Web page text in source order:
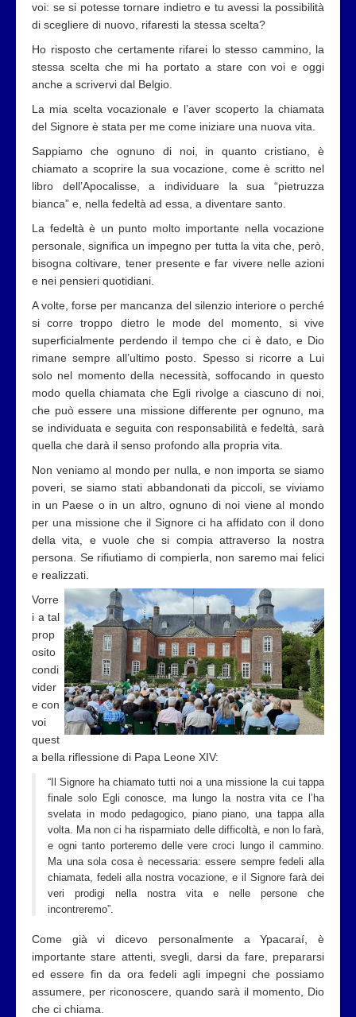
voi: se si potesse tornare indietro e tu avessi la possibilità
di scegliere di nuovo, rifaresti la stessa scelta?
Ho risposto che certamente rifarei lo stesso cammino, la
stessa scelta che mi ha portato a stare con voi e oggi
anche a scrivervi dal Belgio.
La mia scelta vocazionale e l’aver scoperto la chiamata
del Signore è stata per me come iniziare una nuova vita.
Sappiamo che ognuno di noi, in quanto cristiano, è
chiamato a scoprire la sua vocazione, come è scritto nel
libro dell’Apocalisse, a individuare la sua “pietruzza
bianca” e, nella fedeltà ad essa, a diventare santo.
La fedeltà è un punto molto importante nella vocazione
personale, significa un impegno per tutta la vita che, però,
bisogna coltivare, tener presente e far vivere nelle azioni
e nei pensieri quotidiani.
A volte, forse per mancanza del silenzio interiore o perché
si corre troppo dietro le mode del momento, si vive
superficialmente perdendo il tempo che ci è dato, e Dio
rimane sempre all’ultimo posto. Spesso si ricorre a Lui
solo nel momento della necessità, soffocando in questo
modo quella chiamata che Egli rivolge a ciascuno di noi,
che può essere una missione differente per ognuno, ma
se individuata e seguita con responsabilità e fedeltà, sarà
quella che darà il senso profondo alla propria vita.
Non veniamo al mondo per nulla, e non importa se siamo
poveri, se siamo stati abbandonati da piccoli, se viviamo
in un Paese o in un altro, ognuno di noi viene al mondo
per una missione che il Signore ci ha affidato con il dono
della vita, e vuole che si compia attraverso la nostra
persona. Se rifiutiamo di compierla, non saremo mai felici
e realizzati.
Vorre
i a tal
prop
osito
condi
vider
e con
voi
quest
a bella riflessione di Papa Leone XIV:
“Il Signore ha chiamato tutti noi a una missione la cui tappa
finale solo Egli conosce, ma lungo la nostra vita ce l’ha
svelata in modo pedagogico, piano piano, una tappa alla
volta. Ma non ci ha risparmiato delle difficoltà, e non lo farà,
e ogni tanto porteremo delle vere croci lungo il cammino.
Ma una sola cosa è necessaria: essere sempre fedeli alla
chiamata, fedeli alla nostra vocazione, e il Signore farà dei
veri prodigi nella nostra vita e nelle persone che
incontreremo”.
Come già vi dicevo personalmente a Ypacaraí, è
importante stare attenti, svegli, darsi da fare, prepararsi
ed essere fin da ora fedeli agli impegni che possiamo
assumere, per riconoscere, quando sarà il momento, Dio
che ci chiama.